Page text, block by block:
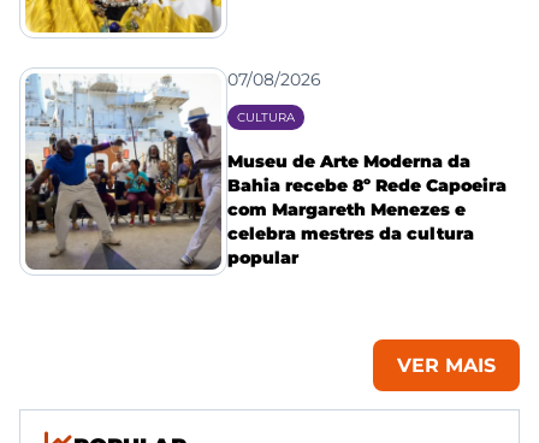
07/08/2026
CULTURA
Museu de Arte Moderna da
Bahia recebe 8º Rede Capoeira
com Margareth Menezes e
celebra mestres da cultura
popular
VER MAIS